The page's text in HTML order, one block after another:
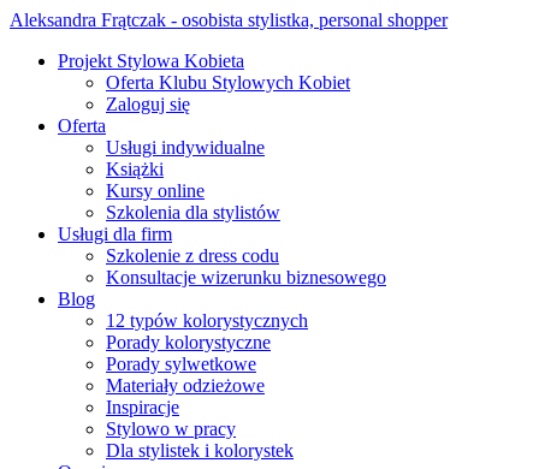
Aleksandra Frątczak - osobista stylistka, personal shopper
Projekt Stylowa Kobieta
Oferta Klubu Stylowych Kobiet
Zaloguj się
Oferta
Usługi indywidualne
Książki
Kursy online
Szkolenia dla stylistów
Usługi dla firm
Szkolenie z dress codu
Konsultacje wizerunku biznesowego
Blog
12 typów kolorystycznych
Porady kolorystyczne
Porady sylwetkowe
Materiały odzieżowe
Inspiracje
Stylowo w pracy
Dla stylistek i kolorystek